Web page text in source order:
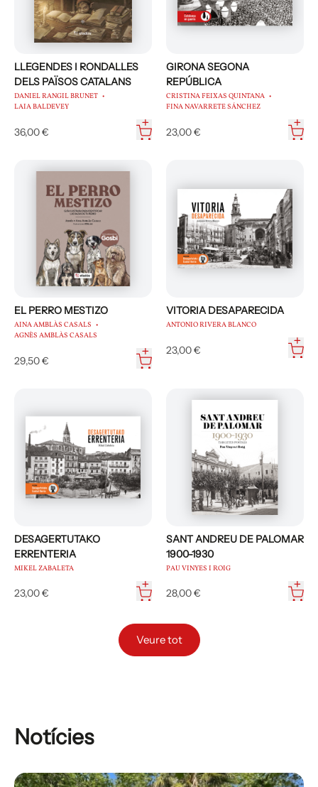
LLEGENDES I RONDALLES
DELS PAÏSOS CATALANS
DANIEL RANGIL BRUNET
LAIA BALDEVEY
36,00 €
GIRONA SEGONA
REPÚBLICA
CRISTINA FEIXAS QUINTANA
FINA NAVARRETE SÁNCHEZ
23,00 €
EL PERRO MESTIZO
AINA AMBLÀS CASALS
AGNÈS AMBLÀS CASALS
29,50 €
VITORIA DESAPARECIDA
ANTONIO RIVERA BLANCO
23,00 €
DESAGERTUTAKO
ERRENTERIA
MIKEL ZABALETA
23,00 €
SANT ANDREU DE PALOMAR
1900-1930
PAU VINYES I ROIG
28,00 €
Veure tot
Notícies